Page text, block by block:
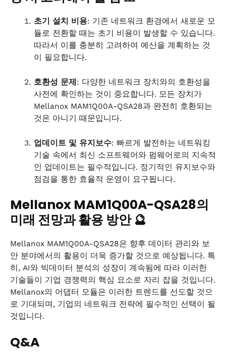
초기 설치 비용: 기존 네트워크 환경에서 새로운 모
듈로 전환할 때는 초기 비용이 발생할 수 있습니다.
따라서 이를 충분히 고려하여 예산을 계획하는 것
이 필요합니다.
호환성 문제 : 다양한 네트워크 장치와의 호환성을
사전에 확인하는 것이 중요합니다. 모든 장치가
Mellanox MAM1Q00A-QSA28과 완전히 호환되는
것은 아니기 때문입니다.
업데이트 및 유지보수: 빠르게 발전하는 네트워킹
기술 속에서 최신 소프트웨어와 펌웨어로의 지속적
인 업데이트는 필수적입니다. 정기적인 유지보수와
점검을 통한 효율적 운영이 요구됩니다.
Mellanox MAM1Q00A-QSA28의
미래 전망과 활용 방안 🔮
Mellanox MAM1Q00A-QSA28은 향후 데이터 관리와 보
안 분야에서의 활용이 더욱 증가할 것으로 예상됩니다. 특
히, AI와 빅데이터 분석의 성장이 계속됨에 따라 이러한
기술들이 기업 경쟁력의 핵심 요소로 자리 잡을 것입니다.
Mellanox의 어댑터 모듈은 이러한 트렌드를 선도할 것으
로 기대되며, 기업의 네트워크 전략에 필수적인 선택이 될
것입니다.
Q&A